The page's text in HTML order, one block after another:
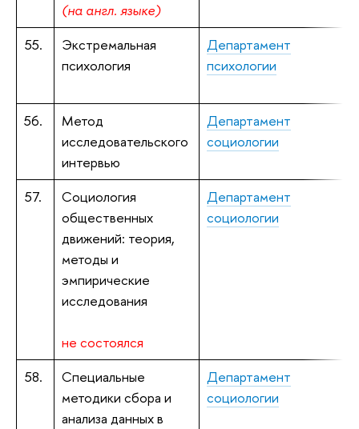
(на англ. языке)
55.
Экстремальная
психология
Департамент
психологии
56.
Метод
исследовательского
интервью
Департамент
социологии
57.
Социология
общественных
движений: теория,
методы и
эмпирические
исследования
не состоялся
Департамент
социологии
58.
Специальные
методики сбора и
анализа данных в
Департамент
социологии